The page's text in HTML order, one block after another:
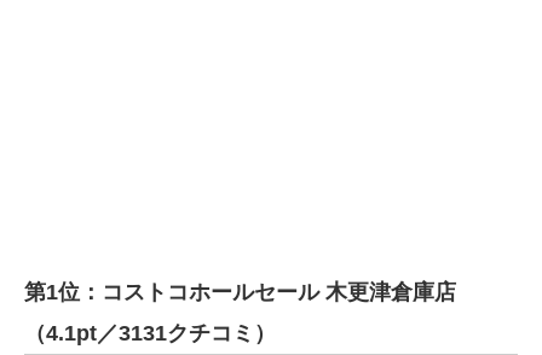
第1位：コストコホールセール 木更津倉庫店
（4.1pt／3131クチコミ）